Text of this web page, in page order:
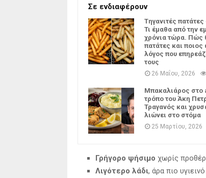
Σε ενδιαφέρουν
Tηγανιτές
Τι έμαθα από την
χρόνια τώρα. Πώς
πατάτες και ποιος
λόγος που
τους
26 Μαΐου, 2026
Μπακαλιάρος στο
τρόπο του Άκη
Τραγανός και
λιώνει στο στόμα
25 Μαρτίου, 2026
Γρήγορο ψήσιμο χωρίς
Λιγότερο λάδι, άρα πιο